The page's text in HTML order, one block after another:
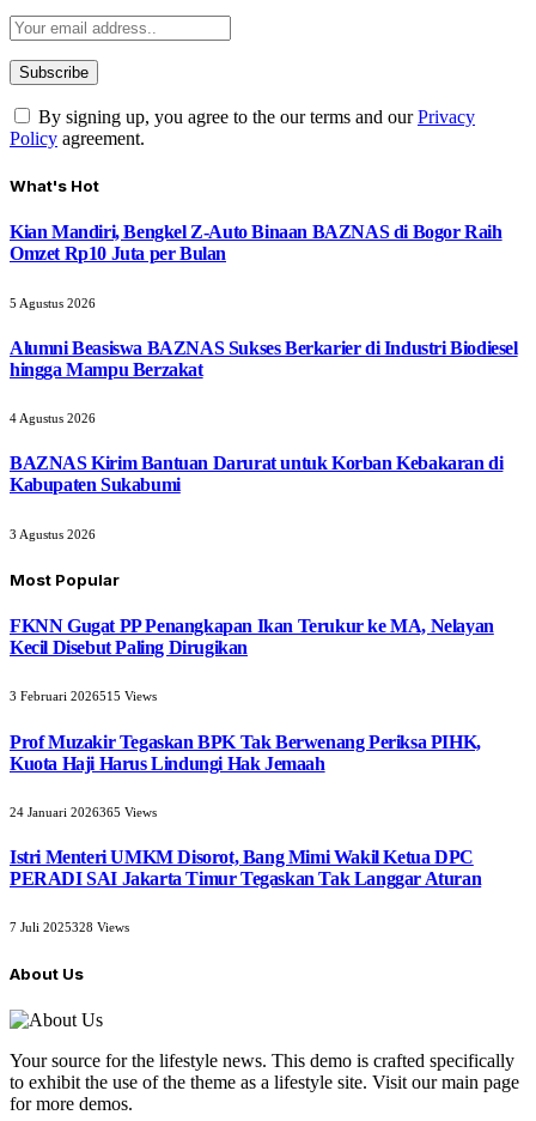
By signing up, you agree to the our terms and ourPrivacy
Policy agreement.
What's Hot
Kian Mandiri, Bengkel Z-Auto Binaan BAZNAS di Bogor Raih
Omzet Rp10 Juta per Bulan
5 Agustus 2026
Alumni Beasiswa BAZNAS Sukses Berkarier di Industri Biodiesel
hingga Mampu Berzakat
4 Agustus 2026
BAZNAS Kirim Bantuan Darurat untuk Korban Kebakaran di
Kabupaten Sukabumi
3 Agustus 2026
Most Popular
FKNN Gugat PP Penangkapan Ikan Terukur ke MA, Nelayan
Kecil Disebut Paling Dirugikan
3 Februari 2026515 Views
Prof Muzakir Tegaskan BPK Tak Berwenang Periksa PIHK,
Kuota Haji Harus Lindungi Hak Jemaah
24 Januari 2026365 Views
Istri Menteri UMKM Disorot, Bang Mimi Wakil Ketua DPC
PERADI SAI Jakarta Timur Tegaskan Tak Langgar Aturan
7 Juli 2025328 Views
About Us
Your source for the lifestyle news. This demo is crafted specifically
to exhibit the use of the theme as a lifestyle site. Visit our main page
for more demos.